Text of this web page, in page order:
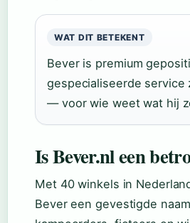
WAT DIT BETEKENT
Bever is premium
gespecialiseerde service
— voor wie weet wat hij
Is Bever.nl een
Met 40 winkels in
Bever een gevestigde